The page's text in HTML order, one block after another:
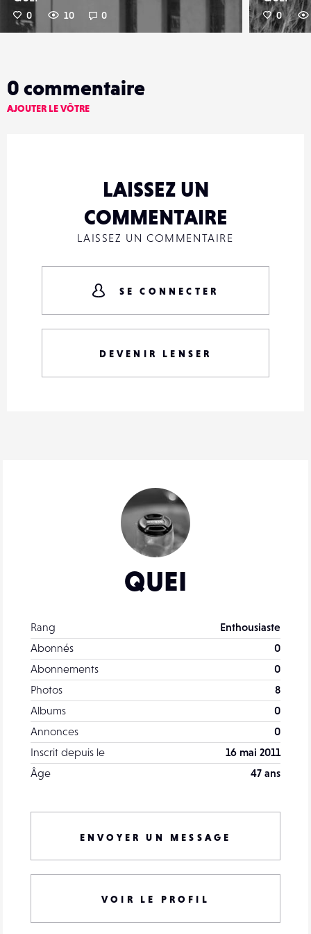
0 10 0 0
QUEI
Rang
Enthousiaste
Abonnés
0
Abonnements
0
Photos
8
Albums
0
Annonces
0
Inscrit depuis le
16 mai 2011
Âge
47 ans
ENVOYER UN MESSAGE
VOIR LE PROFIL
0 commentaire
AJOUTER LE VÔTRE
LAISSEZ UN
COMMENTAIRE
LAISSEZ UN COMMENTAIRE
SE CONNECTER
DEVENIR LENSER